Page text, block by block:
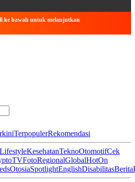
ke bawah untuk melanjutkan
TerpopulerRekomendasi
LifestyleKesehatanTeknoOtomotifCek
TVFotoRegionalGlobalHotOn
OtosiaSpotlightEnglishDisabilitasBerita